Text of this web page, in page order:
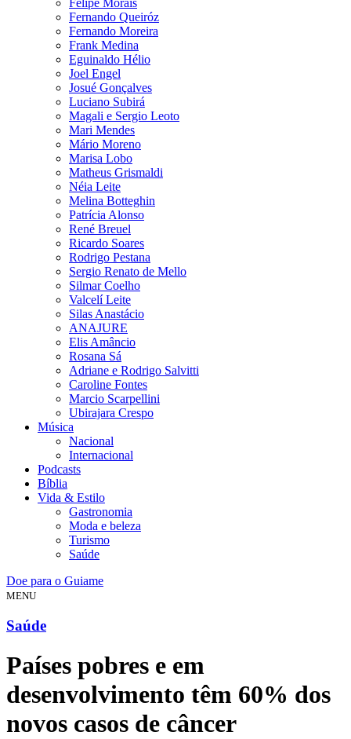
Felipe Morais
Fernando Queiróz
Fernando Moreira
Frank Medina
Eguinaldo Hélio
Joel Engel
Josué Gonçalves
Luciano Subirá
Magali e Sergio Leoto
Mari Mendes
Mário Moreno
Marisa Lobo
Matheus Grismaldi
Néia Leite
Melina Botteghin
Patrícia Alonso
René Breuel
Ricardo Soares
Rodrigo Pestana
Sergio Renato de Mello
Silmar Coelho
Valcelí Leite
Silas Anastácio
ANAJURE
Elis Amâncio
Rosana Sá
Adriane e Rodrigo Salvitti
Caroline Fontes
Marcio Scarpellini
Ubirajara Crespo
Música
Nacional
Internacional
Podcasts
Bíblia
Vida & Estilo
Gastronomia
Moda e beleza
Turismo
Saúde
Doe para o Guiame
MENU
Saúde
Países pobres e em
desenvolvimento têm 60% dos
novos casos de câncer